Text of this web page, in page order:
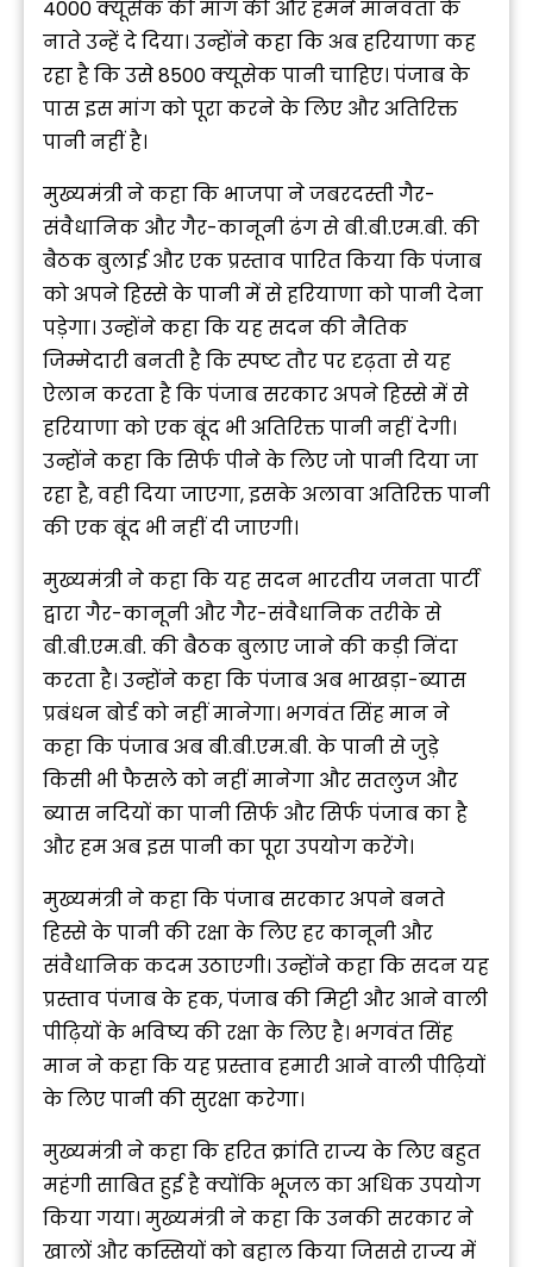
4000 क्यूसेक की मांग की और हमने मानवता के
नाते उन्हें दे दिया। उन्होंने कहा कि अब हरियाणा कह
रहा है कि उसे 8500 क्यूसेक पानी चाहिए। पंजाब के
पास इस मांग को पूरा करने के लिए और अतिरिक्त
पानी नहीं है।
मुख्यमंत्री ने कहा कि भाजपा ने जबरदस्ती गैर-
संवैधानिक और गैर-कानूनी ढंग से बी.बी.एम.बी. की
बैठक बुलाई और एक प्रस्ताव पारित किया कि पंजाब
को अपने हिस्से के पानी में से हरियाणा को पानी देना
पड़ेगा। उन्होंने कहा कि यह सदन की नैतिक
जिम्मेदारी बनती है कि स्पष्ट तौर पर दृढ़ता से यह
ऐलान करता है कि पंजाब सरकार अपने हिस्से में से
हरियाणा को एक बूंद भी अतिरिक्त पानी नहीं देगी।
उन्होंने कहा कि सिर्फ पीने के लिए जो पानी दिया जा
रहा है, वही दिया जाएगा, इसके अलावा अतिरिक्त पानी
की एक बूंद भी नहीं दी जाएगी।
मुख्यमंत्री ने कहा कि यह सदन भारतीय जनता पार्टी
द्वारा गैर-कानूनी और गैर-संवैधानिक तरीके से
बी.बी.एम.बी. की बैठक बुलाए जाने की कड़ी निंदा
करता है। उन्होंने कहा कि पंजाब अब भाखड़ा-ब्यास
प्रबंधन बोर्ड को नहीं मानेगा। भगवंत सिंह मान ने
कहा कि पंजाब अब बी.बी.एम.बी. के पानी से जुड़े
किसी भी फैसले को नहीं मानेगा और सतलुज और
ब्यास नदियों का पानी सिर्फ और सिर्फ पंजाब का है
और हम अब इस पानी का पूरा उपयोग करेंगे।
मुख्यमंत्री ने कहा कि पंजाब सरकार अपने बनते
हिस्से के पानी की रक्षा के लिए हर कानूनी और
संवैधानिक कदम उठाएगी। उन्होंने कहा कि सदन यह
प्रस्ताव पंजाब के हक, पंजाब की मिट्टी और आने वाली
पीढ़ियों के भविष्य की रक्षा के लिए है। भगवंत सिंह
मान ने कहा कि यह प्रस्ताव हमारी आने वाली पीढ़ियों
के लिए पानी की सुरक्षा करेगा।
मुख्यमंत्री ने कहा कि हरित क्रांति राज्य के लिए बहुत
महंगी साबित हुई है क्योंकि भूजल का अधिक उपयोग
किया गया। मुख्यमंत्री ने कहा कि उनकी सरकार ने
खालों और कस्सियों को बहाल किया जिससे राज्य में